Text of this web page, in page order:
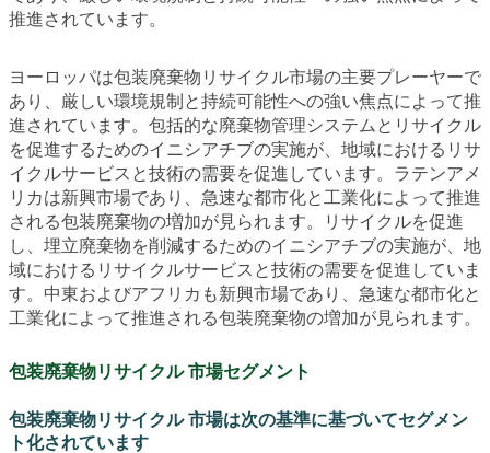
推進されています。
ヨーロッパは包装廃棄物リサイクル市場の主要プレーヤーで
あり、厳しい環境規制と持続可能性への強い焦点によって推
進されています。包括的な廃棄物管理システムとリサイクル
を促進するためのイニシアチブの実施が、地域におけるリサ
イクルサービスと技術の需要を促進しています。ラテンアメ
リカは新興市場であり、急速な都市化と工業化によって推進
される包装廃棄物の増加が見られます。リサイクルを促進
し、埋立廃棄物を削減するためのイニシアチブの実施が、地
域におけるリサイクルサービスと技術の需要を促進していま
す。中東およびアフリカも新興市場であり、急速な都市化と
工業化によって推進される包装廃棄物の増加が見られます。
包装廃棄物リサイクル 市場セグメント
包装廃棄物リサイクル 市場は次の基準に基づいてセグメン
ト化されています